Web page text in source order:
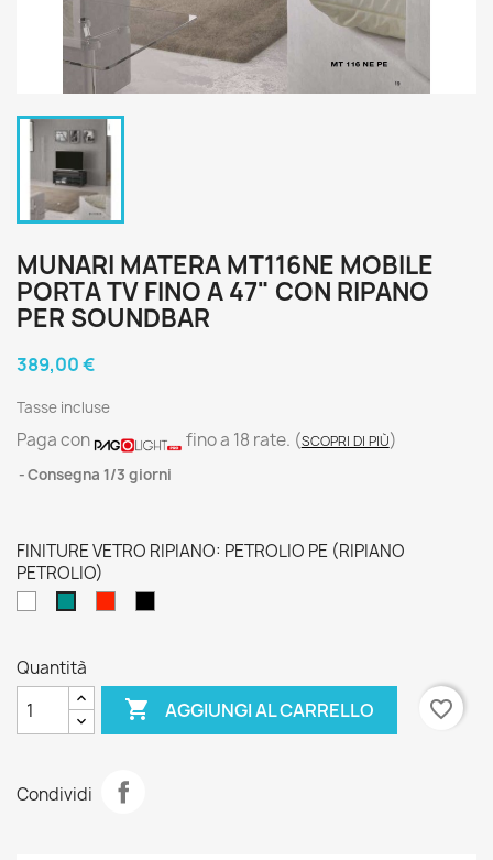
MUNARI MATERA MT116NE MOBILE
PORTA TV FINO A 47" CON RIPANO
PER SOUNDBAR
389,00 €
Tasse incluse
Paga con fino a 18 rate. (SCOPRI DI PIÙ)
Consegna 1/3 giorni
FINITURE VETRO RIPIANO: PETROLIO PE (RIPIANO
PETROLIO)
RIPIANO
BIANCO)
PETROLIO)
Quantità
 AGGIUNGI AL CARRELLO favorite_border
Condividi